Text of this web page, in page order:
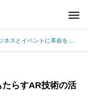
スとイベントに革命をもたらすAR技術の活用法
らすAR技術の活